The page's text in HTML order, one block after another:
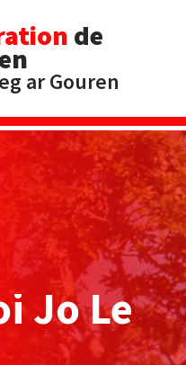
de
ar Gouren
des
Bleus